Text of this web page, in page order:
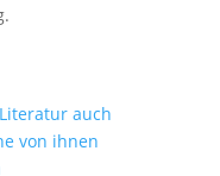
auch
von ihnen